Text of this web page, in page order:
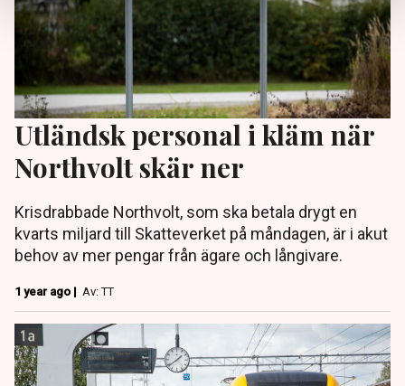
Utländsk personal i kläm när
Northvolt skär ner
Krisdrabbade Northvolt, som ska betala drygt en
kvarts miljard till Skatteverket på måndagen, är i akut
behov av mer pengar från ägare och långivare.
1 year ago | Av: TT